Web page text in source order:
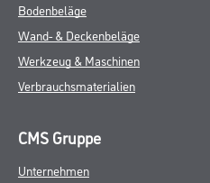
Bodenbeläge
Wand- & Deckenbeläge
Werkzeug & Maschinen
Verbrauchsmaterialien
CMS Gruppe
Unternehmen